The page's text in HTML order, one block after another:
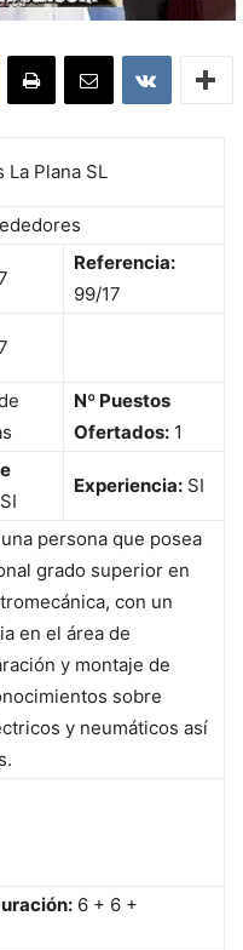
La Plana SL
Referencia:
99/17
Nº Puestos
Ofertados: 1
SI
Experiencia: SI
persona que posea
grado superior en
con un
en el área de
y montaje de
sobre
y neumáticos así
6 + 6 +